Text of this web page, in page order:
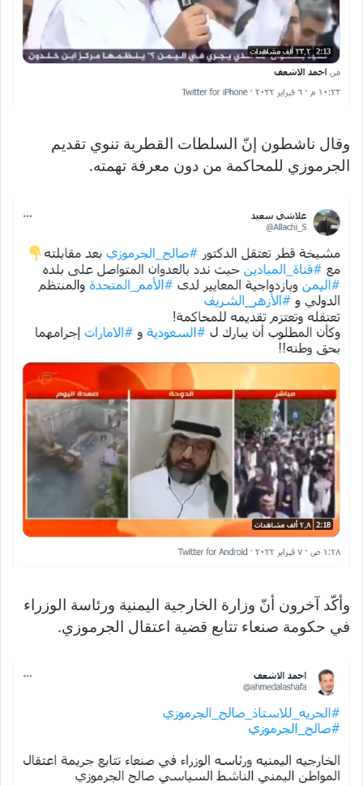
وقال ناشطون إنّ السلطات القطرية تنوي تقديم
الجرموزي للمحاكمة من دون معرفة تهمته.
وأكّد آخرون أنّ وزارة الخارجية اليمنية ورئاسة الوزراء
في حكومة صنعاء تتابع قضية اعتقال الجرموزي.